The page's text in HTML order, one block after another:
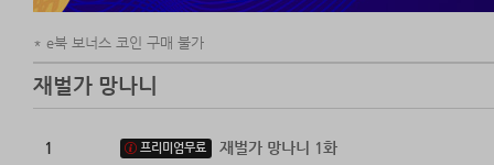
e북 보너스 코인 구매 불가
재벌가 망나니
1 프리미엄무료 재벌가 망나니 1화